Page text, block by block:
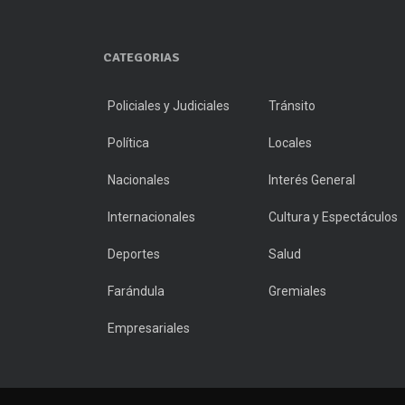
CATEGORIAS
Policiales y Judiciales Tránsito
Política Locales
Nacionales Interés General
Internacionales Cultura y Espectáculos
Deportes Salud
Farándula Gremiales
Empresariales